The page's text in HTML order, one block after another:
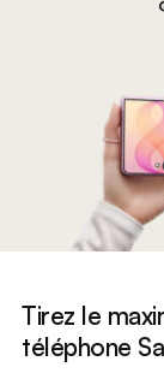
Tirez le
téléphone